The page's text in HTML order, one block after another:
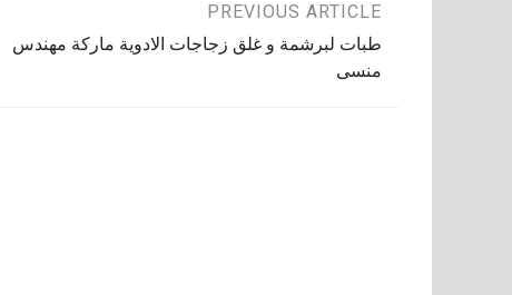
تصفّح
المقالات
PREVIOUS ARTICLE
طبات لبرشمة و غلق زجاجات الادوية ماركة مهندس
منسى